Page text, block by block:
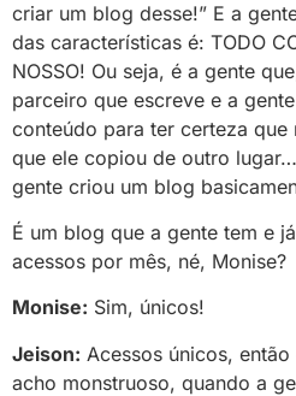
criar um blog desse!” E a
das características é: TODO
NOSSO! Ou seja, é a gente
parceiro que escreve e a
conteúdo para ter certeza que
que ele copiou de outro
gente criou um blog
É um blog que a gente tem e
acessos por mês, né, Monise?
Monise: Sim, únicos!
Jeison: Acessos únicos,
acho monstruoso, quando a